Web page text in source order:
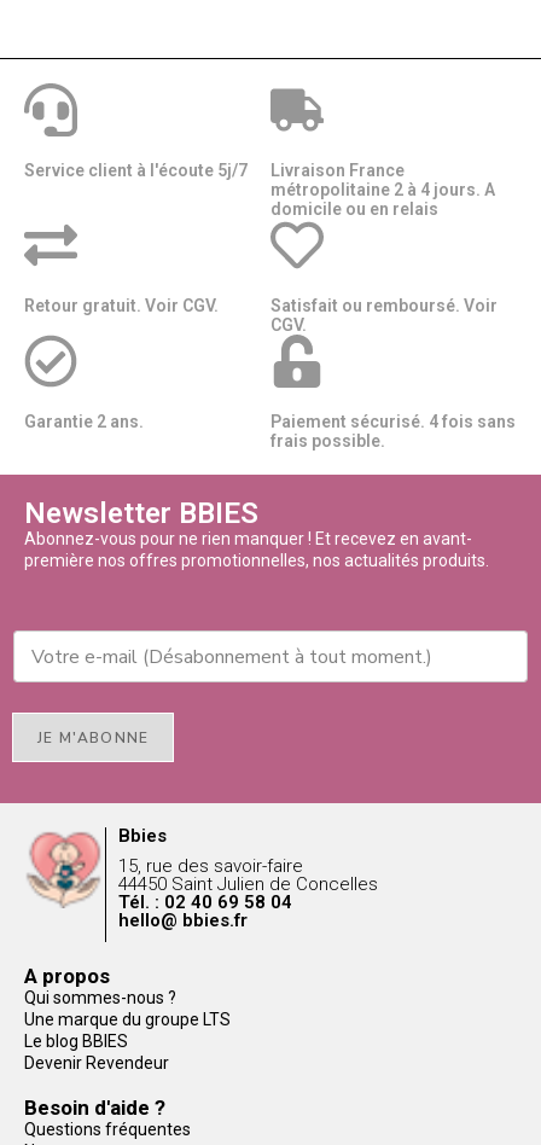
Service client à l'écoute 5j/7
Livraison France
métropolitaine 2 à 4 jours. A
domicile ou en relais​​
Retour gratuit. Voir CGV.
Satisfait ou remboursé. Voir
CGV.
Garantie 2 ans.
Paiement sécurisé. 4 fois sans
frais possible.
Newsletter BBIES
Abonnez-vous pour ne rien manquer ! Et recevez en avant-
première nos offres promotionnelles, nos actualités produits.
JE M'ABONNE
Bbies
15, rue des savoir-faire
44450 Saint Julien de Concelles
Tél. : 02 40 69 58 04
hello@ bbies.fr
A propos
Qui sommes-nous ?
Une marque du groupe LTS
Le blog BBIES
Devenir Revendeur
Besoin d'aide ?
Questions fréquentes